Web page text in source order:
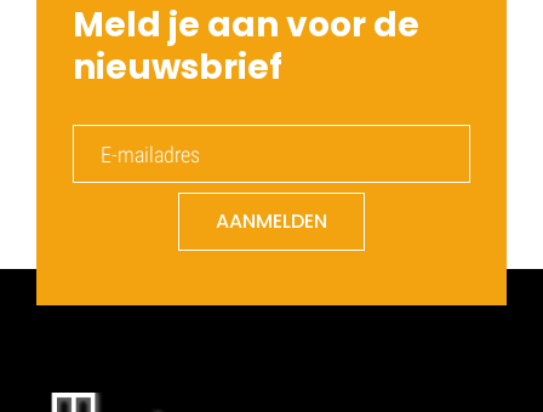
Meld je aan voor de
nieuwsbrief
AANMELDEN